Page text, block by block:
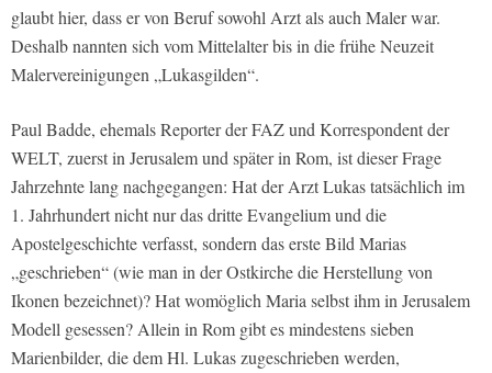
glaubt hier, dass er von Beruf sowohl Arzt als auch Maler war.
Deshalb nannten sich vom Mittelalter bis in die frühe Neuzeit
Malervereinigungen „Lukasgilden“.
Paul Badde, ehemals Reporter der FAZ und Korrespondent der
WELT, zuerst in Jerusalem und später in Rom, ist dieser Frage
Jahrzehnte lang nachgegangen: Hat der Arzt Lukas tatsächlich im
1. Jahrhundert nicht nur das dritte Evangelium und die
Apostelgeschichte verfasst, sondern das erste Bild Marias
„geschrieben“ (wie man in der Ostkirche die Herstellung von
Ikonen bezeichnet)? Hat womöglich Maria selbst ihm in Jerusalem
Modell gesessen? Allein in Rom gibt es mindestens sieben
Marienbilder, die dem Hl. Lukas zugeschrieben werden,